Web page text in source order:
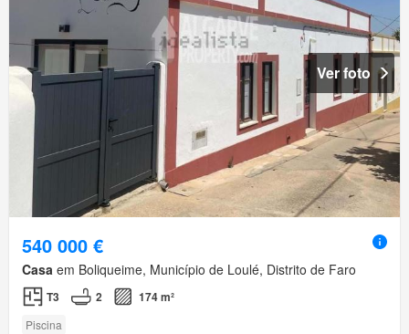
Ver foto
540 000 €
Casa em Boliqueime, Município de Loulé, Distrito de Faro
T3 2 174 m²
Piscina